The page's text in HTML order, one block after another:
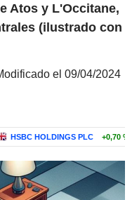
Atos y L'Occitane,
(ilustrado con
el 09/04/2024
HSBC HOLDINGS PLC +0,70 %